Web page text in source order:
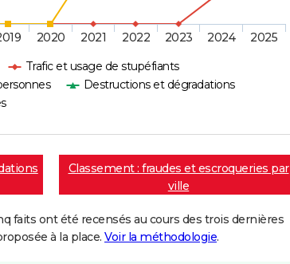
Trafic et usage de stupéfiants
Destructions et dégradations
2020 2021 2022 2023 2024 2025
Classement : fraudes et escroqueries par
ville
faits ont été recensés au cours des trois dernières
à la place. Voir la méthodologie.